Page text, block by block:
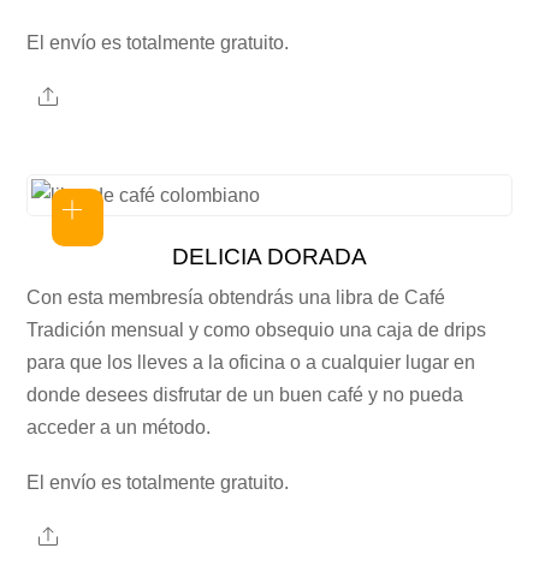
El envío es totalmente gratuito.
Share
DELICIA DORADA
Con esta membresía obtendrás una libra de Café
Tradición mensual y como obsequio una caja de drips
para que los lleves a la oficina o a cualquier lugar en
donde desees disfrutar de un buen café y no pueda
acceder a un método.
El envío es totalmente gratuito.
Share